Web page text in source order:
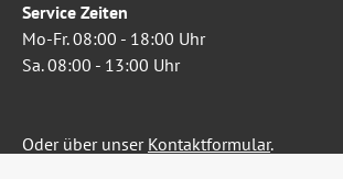
Service Zeiten
Mo-Fr. 08:00 - 18:00 Uhr
Sa. 08:00 - 13:00 Uhr
Oder über unser Kontaktformular.